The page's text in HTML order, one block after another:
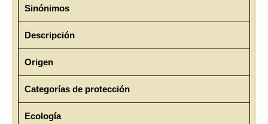
Sinónimos
Descripción
Origen
Categorías de protección
Ecología